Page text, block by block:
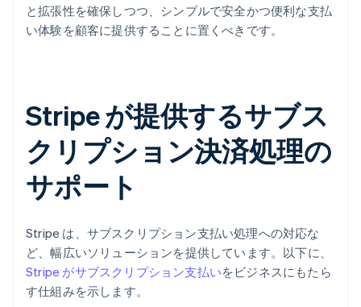
と拡張性を確保しつつ、シンプルで安全かつ便利な支払
い体験を顧客に提供することに置くべきです。
Stripe が提供するサブス
クリプション決済処理の
サポート
Stripe は、サブスクリプション支払い処理への対応な
ど、幅広いソリューションを提供しています。以下に、
Stripe がサブスクリプション支払いをビジネスにもたら
す仕組みを示します。